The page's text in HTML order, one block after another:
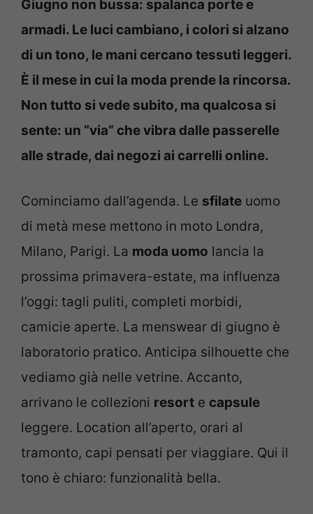
Giugno non bussa: spalanca porte e
armadi. Le luci cambiano, i colori si alzano
di un tono, le mani cercano tessuti leggeri.
È il mese in cui la moda prende la rincorsa.
Non tutto si vede subito, ma qualcosa si
sente: un “via” che vibra dalle passerelle
alle strade, dai negozi ai carrelli online.
Cominciamo dall’agenda. Le sfilate uomo
di metà mese mettono in moto Londra,
Milano, Parigi. La moda uomo lancia la
prossima primavera-estate, ma influenza
l’oggi: tagli puliti, completi morbidi,
camicie aperte. La menswear di giugno è
laboratorio pratico. Anticipa silhouette che
vediamo già nelle vetrine. Accanto,
arrivano le collezioni resort e capsule
leggere. Location all’aperto, orari al
tramonto, capi pensati per viaggiare. Qui il
tono è chiaro: funzionalità bella.